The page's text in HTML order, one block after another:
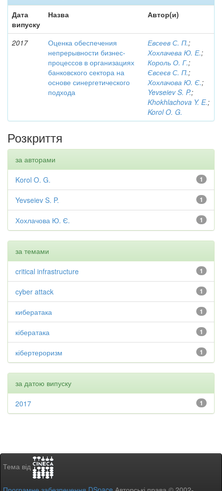
Дата
випуску
Назва Автор(и)
2017
Оценка обеспечения
непрерывности бизнес-
процессов в организациях
банковского сектора на
основе синергетического
подхода
Евсеев С. П.;
Хохлачева Ю. Е.;
Король О. Г.;
Євсеєв С. П.;
Хохлачова Ю. Є.;
Yevseiev S. P.;
Khokhlachova Y. E.;
Korol O. G.
Розкриття
за авторами
1
Korol O. G.
1
Yevseiev S. P.
1
Хохлачова Ю. Є.
за темами
1
critical infrastructure
1
cyber attack
1
кибератака
1
кібератака
1
кібертероризм
за датою випуску
1
2017
Тема від